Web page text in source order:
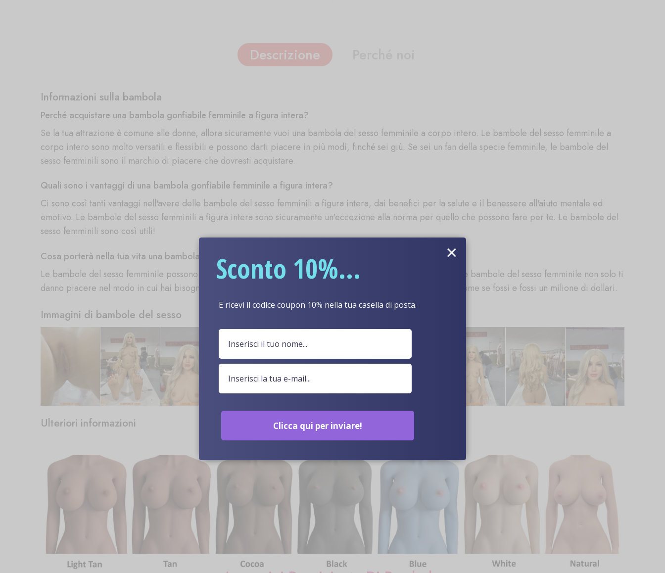
Descrizione
Informazioni sulla bambola
Perché acquistare una bambola gonfiabile femminile a figura intera?
Se la tua attrazione è comune alle donne, allora sicuramente vuoi una bambola del sesso femminile a corpo intero. Le bambole del sesso femminile a
corpo intero sono molto versatili e flessibili e possono darti piacere in più modi, finché sei giù. Se sei un fan della specie femminile, le bambole del
sesso femminili sono il marchio di piacere che dovresti acquistare.
Quali sono i vantaggi di una bambola gonfiabile femminile a figura intera?
Ci sono così tanti vantaggi nell'avere delle bambole del sesso femminili a figura intera, dai benefici per la salute e il benessere all'aiuto mentale ed
emotivo. Le bambole del sesso femminili a figura intera sono sicuramente un'eccezione alla norma per quello che possono fare per te. Le bambole del
sesso femminili sono così utili!
Cosa porterà nella tua vita una bambola gonfiabile femminile a figura intera?
Le bambole del sesso femminile possono darti tutto, dal conforto alla rassicurazione all'amore per la tua vita. Le bambole del sesso femminile non solo ti
danno piacere nel modo in cui hai bisogno di piacere, ma ti tengono anche compagnia e ti aiutano a sentirti come se fossi e fossi un milione di dollari.
Immagini di bambole del sesso
Ulteriori informazioni
Colore Della Pelle Opzionale
Sconto 10%...
E ricevi il codice coupon 10% nella tua casella di posta.
Clicca qui per inviare!
×